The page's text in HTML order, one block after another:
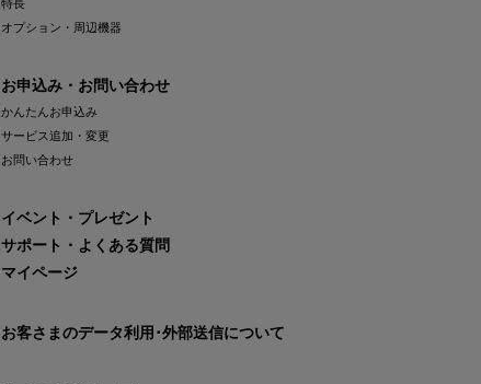
特長
オプション・周辺機器
お申込み・お問い合わせ
かんたんお申込み
サービス追加・変更
お問い合わせ
イベント・プレゼント
サポート・よくある質問
マイページ
お客さまのデータ利用･外部送信について